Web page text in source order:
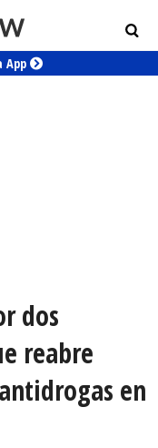
App
dos
reabre
en